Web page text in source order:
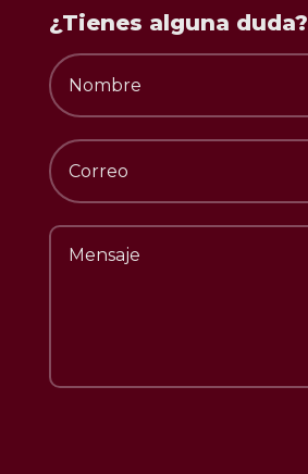
¿Tienes alguna duda?